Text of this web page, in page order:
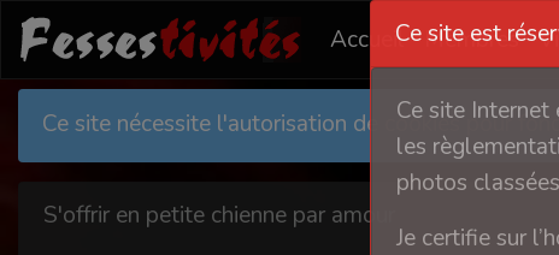
Accueil Membres
Ce site nécessite l'autorisation de cookies pour
S'offrir en petite chienne par amour
Ce site est
Ce site
les
photos
Je certifie sur